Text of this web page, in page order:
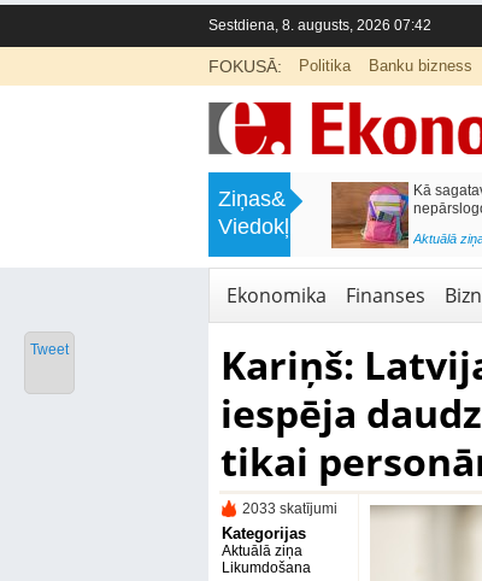
Sestdiena, 8. augusts, 2026 07:42
FOKUSĀ: Politika Banku bizness
Ziņas&
Viedokļi
Labklājības ministrija rosina reformēt
un būtiski uzlabot vecāku pabalstu
Kā sagatavot
Aktuālā ziņa,
Ekonomika Finanses
Kariņš:
iespēja
tikai
2033 skatījumi
Kategorijas
Aktuālā ziņa
Likumdošana
Tweet